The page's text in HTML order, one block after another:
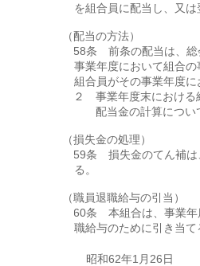
を組合員に配当し、又
（配当の方法）
第58条 前条の配当は、
事業年度において組合
組合員がその事業年度
２ 事業年度末における
３ 配当金の計算につい
（損失金の処理）
第59条 損失金のてん補
る。
（職員退職給与の引当）
第60条 本組合は、事業
職給与のために引き当
昭和62年1月26日